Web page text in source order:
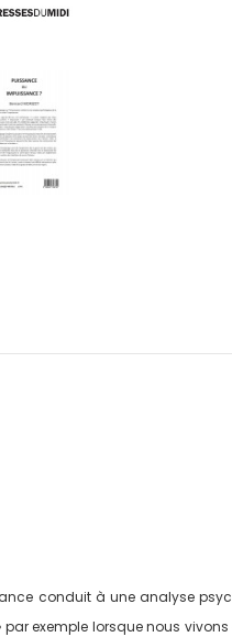
conduit à une analyse
exemple lorsque nous